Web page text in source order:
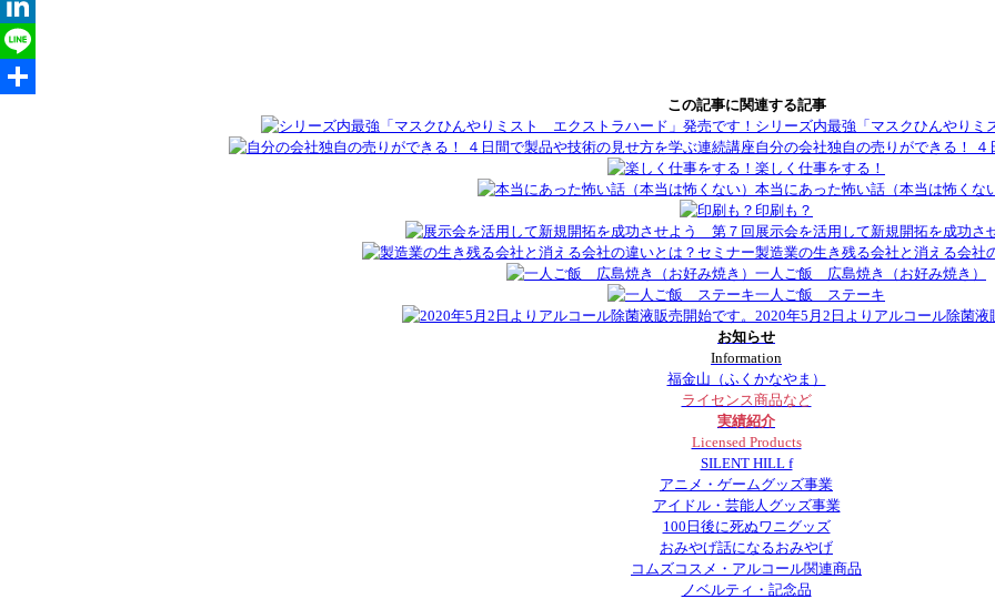
共
有
この記事に関連する記事
シリーズ内最強「マスクひんやり
自分の会社独自の売りができる！
楽しく仕事をする！
本当にあった怖い話（本当は怖くな
印刷も？
展示会を活用して新規開拓を成功
製造業の生き残る会社と消える会社
一人ご飯 広島焼き（お好み焼き）
一人ご飯 ステーキ
2020年5月2日よりアルコール除菌液
お知らせ
Information
福金山（ふくかなやま）
ライセンス商品など
実績紹介
Licensed Products
SILENT HILL f
アニメ・ゲームグッズ事業
アイドル・芸能人グッズ事業
100日後に死ぬワニグッズ
おみやげ話になるおみやげ
コムズコスメ・アルコール関連商品
ノベルティ・記念品